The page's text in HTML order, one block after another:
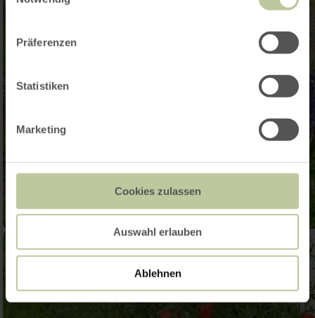
Präferenzen
Statistiken
Marketing
Cookies zulassen
Auswahl erlauben
Ablehnen